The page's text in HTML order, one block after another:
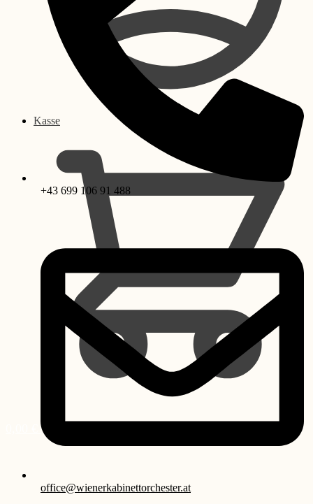
Kasse
+43 699 106 91 488
office@wienerkabinettorchester.at